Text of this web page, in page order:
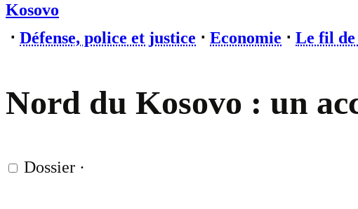
Kosovo
⋅ Défense, police et justice ⋅ Economie ⋅ Le fil de
Nord du Kosovo : un
Dossier ·